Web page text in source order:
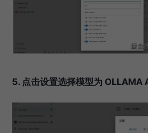
5. 点击设置选择模型为 OLLAMA